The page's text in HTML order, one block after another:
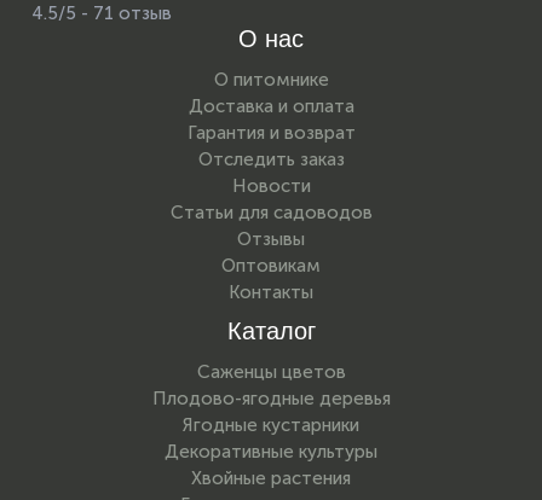
4.5/5 - 71 отзыв
О нас
О питомнике
Доставка и оплата
Гарантия и возврат
Отследить заказ
Новости
Статьи для садоводов
Отзывы
Оптовикам
Контакты
Каталог
Саженцы цветов
Плодово-ягодные деревья
Ягодные кустарники
Декоративные культуры
Хвойные растения